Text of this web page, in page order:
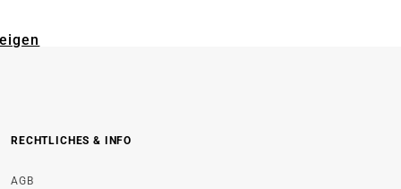
RECHTLICHES & INFO
AGB